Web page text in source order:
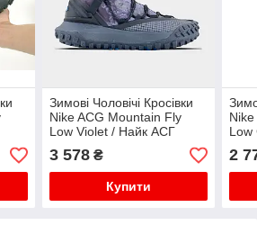
Зимові Чоловічі Кросівки
Nike ACG Mountain Fly
Low Violet / Найк АСГ
Маунтін Флай Низькі
Фіолетові з Чорним
3 578₴
Купити
Low
з
2